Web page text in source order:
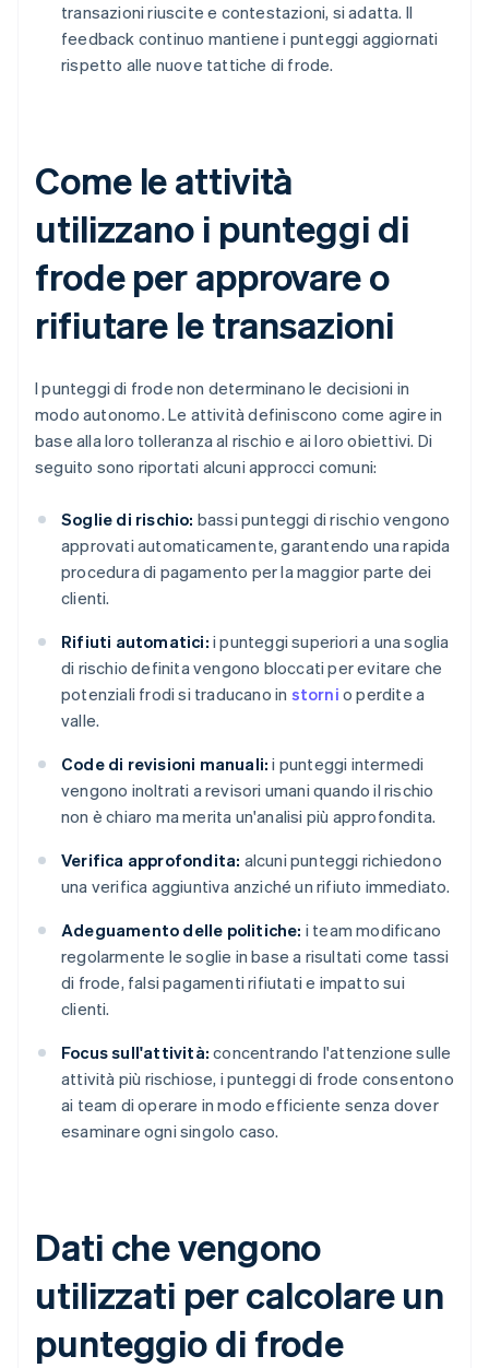
transazioni riuscite e contestazioni, si adatta. Il
feedback continuo mantiene i punteggi aggiornati
rispetto alle nuove tattiche di frode.
Come le attività
utilizzano i punteggi di
frode per approvare o
rifiutare le transazioni
I punteggi di frode non determinano le decisioni in
modo autonomo. Le attività definiscono come agire in
base alla loro tolleranza al rischio e ai loro obiettivi. Di
seguito sono riportati alcuni approcci comuni:
Soglie di rischio: bassi punteggi di rischio vengono
approvati automaticamente, garantendo una rapida
procedura di pagamento per la maggior parte dei
clienti.
Rifiuti automatici: i punteggi superiori a una soglia
di rischio definita vengono bloccati per evitare che
potenziali frodi si traducano in storni o perdite a
valle.
Code di revisioni manuali: i punteggi intermedi
vengono inoltrati a revisori umani quando il rischio
non è chiaro ma merita un'analisi più approfondita.
Verifica approfondita: alcuni punteggi richiedono
una verifica aggiuntiva anziché un rifiuto immediato.
Adeguamento delle politiche: i team modificano
regolarmente le soglie in base a risultati come tassi
di frode, falsi pagamenti rifiutati e impatto sui
clienti.
Focus sull'attività: concentrando l'attenzione sulle
attività più rischiose, i punteggi di frode consentono
ai team di operare in modo efficiente senza dover
esaminare ogni singolo caso.
Dati che vengono
utilizzati per calcolare un
punteggio di frode